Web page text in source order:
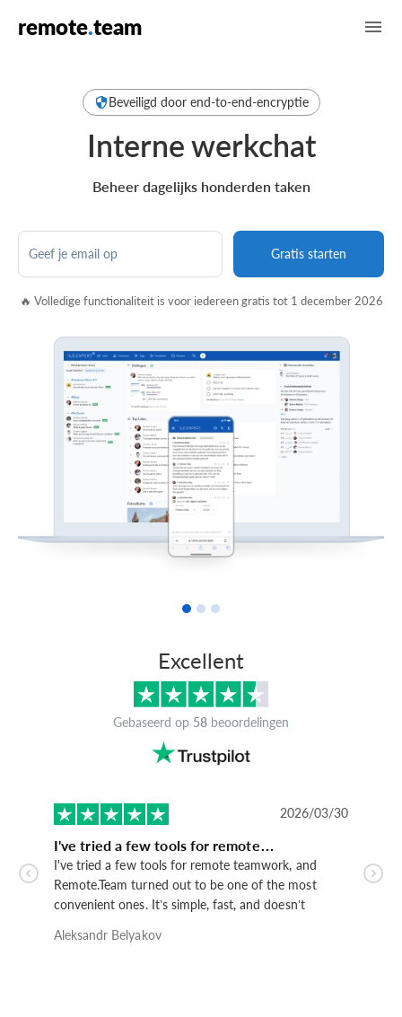
remote.team
Beveiligd door end-to-end-encryptie
Interne werkchat
Beheer dagelijks honderden taken
Geef je email op Gratis starten
🔥 Volledige functionaliteit is voor iedereen gratis tot 1 december 2026
Excellent
Gebaseerd op 58 beoordelingen
2026/03/30
I've tried a few tools for remote…
I've tried a few tools for remote teamwork, and
Remote.Team turned out to be one of the most
convenient ones. It’s simple, fast, and doesn’t
easy it is to assign tasks, leave comments, and stay in
Aleksandr Belyakov
же